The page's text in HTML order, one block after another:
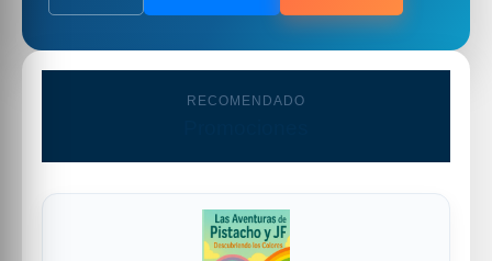
RECOMENDADO